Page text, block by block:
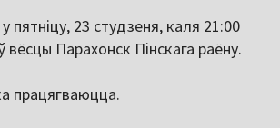
у пятніцу, 23 студзеня, каля 21:00
Парахонск Пінскага раёну.
працягваюцца.